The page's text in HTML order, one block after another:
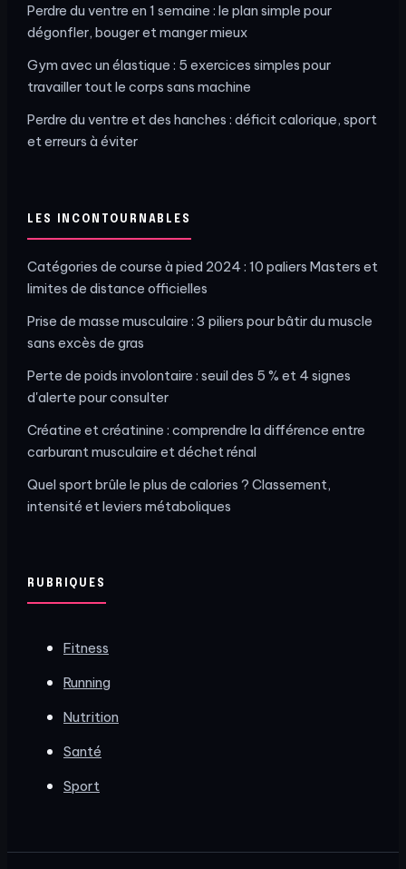
Perdre du ventre en 1 semaine : le plan simple pour
dégonfler, bouger et manger mieux
Gym avec un élastique : 5 exercices simples pour
travailler tout le corps sans machine
Perdre du ventre et des hanches : déficit calorique, sport
et erreurs à éviter
LES INCONTOURNABLES
Catégories de course à pied 2024 : 10 paliers Masters et
limites de distance officielles
Prise de masse musculaire : 3 piliers pour bâtir du muscle
sans excès de gras
Perte de poids involontaire : seuil des 5 % et 4 signes
d'alerte pour consulter
Créatine et créatinine : comprendre la différence entre
carburant musculaire et déchet rénal
Quel sport brûle le plus de calories ? Classement,
intensité et leviers métaboliques
RUBRIQUES
Fitness
Running
Nutrition
Santé
Sport